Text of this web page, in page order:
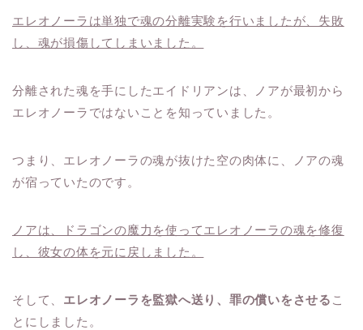
エレオノーラは単独で魂の分離実験を行いましたが、失敗
し、魂が損傷してしまいました。
分離された魂を手にしたエイドリアンは、ノアが最初から
エレオノーラではないことを知っていました。
つまり、エレオノーラの魂が抜けた空の肉体に、ノアの魂
が宿っていたのです。
ノアは、ドラゴンの魔力を使ってエレオノーラの魂を修復
し、彼女の体を元に戻しました。
そして、 エレオノーラを監獄へ送り、罪の償いをさせる こ
とにしました。